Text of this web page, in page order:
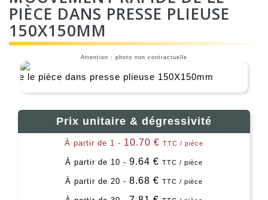
PIÈCE DANS PRESSE PLIEUSE
150X150MM
Attention : photo non contractuelle
Prix unitaire & dégressivité
À partir de 1 - 10.70 € TTC / pièce
À partir de 10 - 9.64 € TTC / pièce
À partir de 20 - 8.68 € TTC / pièce